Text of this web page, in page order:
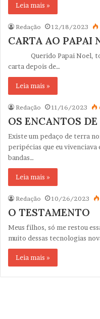
Leia mais »
Redação 12/18/2023
CARTA AO PAPAI
Querido Papai Noel,
carta depois de…
Leia mais »
Redação 11/16/2023
OS ENCANTOS
Existe um pedaço de terra
peripécias que eu vivenciava
bandas…
Leia mais »
Redação 10/26/2023
O TESTAMENTO
Meus filhos, só me restou
muito dessas tecnologias
Leia mais »